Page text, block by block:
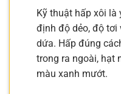
Kỹ thuật hấp xôi là
định độ dẻo, độ tơi
dứa. Hấp đúng
trong ra ngoài, hạt
màu xanh mướt.